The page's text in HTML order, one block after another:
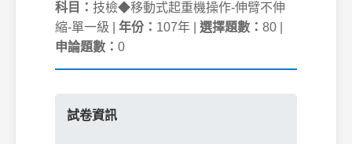
科目： 技檢◆移動式起重機操作-伸臂不伸
縮-單一級 | 年份： 107年 | 選擇題數： 80 |
申論題數： 0
試卷資訊